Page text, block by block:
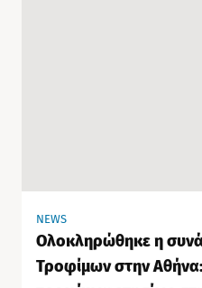
NEWS
Ολοκληρώθηκε η
Τροφίμων στην